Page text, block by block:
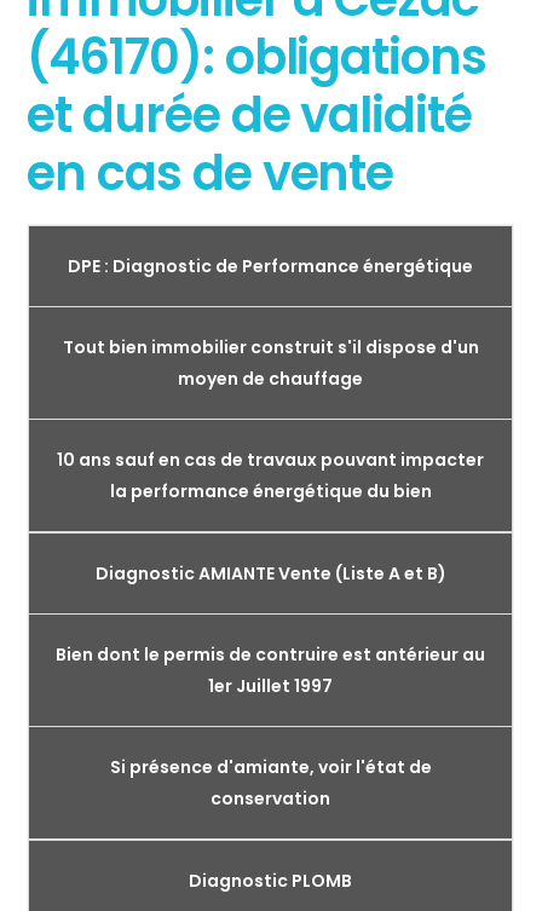
(46170): obligations
et durée de validité
en cas de vente
DPE : Diagnostic de Performance énergétique
Tout bien immobilier construit s'il dispose d'un
moyen de chauffage
10 ans sauf en cas de travaux pouvant impacter
la performance énergétique du bien
Diagnostic AMIANTE Vente (Liste A et B)
Bien dont le permis de contruire est antérieur au
1er Juillet 1997
Si présence d'amiante, voir l'état de
conservation
Diagnostic PLOMB